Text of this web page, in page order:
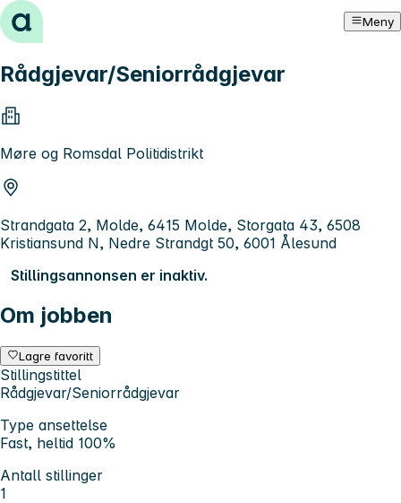
Hopp til innhold Meny
Rådgjevar/Seniorrådgjevar
Møre og Romsdal Politidistrikt
Strandgata 2, Molde, 6415 Molde, Storgata 43, 6508
Kristiansund N, Nedre Strandgt 50, 6001 Ålesund
Stillingsannonsen er inaktiv.
Om jobben
Lagre favoritt
Stillingstittel
Rådgjevar/Seniorrådgjevar
Type ansettelse
Fast, heltid 100%
Antall stillinger
1